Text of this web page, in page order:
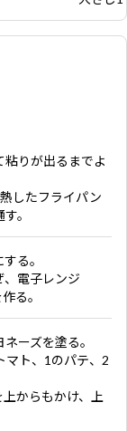
りが出るまでよ
したフライパン
。
る。
、電子レンジ
る。
ーズを塗る。
マト、1のパテ、2
からもかけ、上